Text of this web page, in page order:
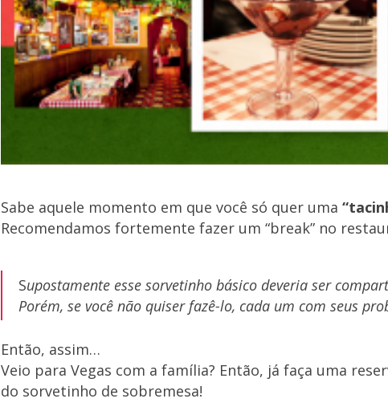
Sabe aquele momento em que você só quer uma
Recomendamos fortemente fazer um “break” no
Supostamente esse sorvetinho básico deveria ser
Porém, se você não quiser fazê-lo, cada um com seus
Então, assim…
Veio para Vegas com a família? Então, já faça uma
do sorvetinho de sobremesa!